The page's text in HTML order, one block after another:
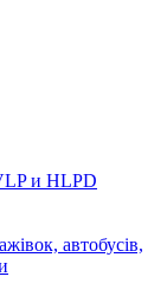
и HLPD
автобусів,